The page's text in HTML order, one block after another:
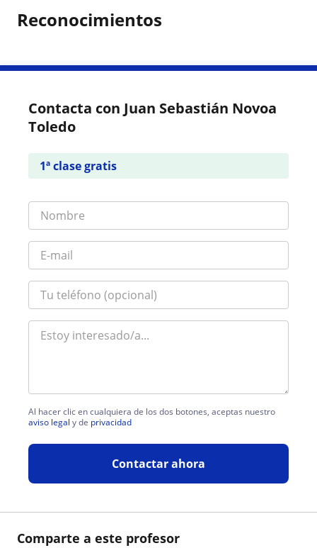
Comparte a este profesor
Reconocimientos
Contacta con Juan Sebastián Novoa
Toledo
1ª clase gratis
Al hacer clic en cualquiera de los dos botones, aceptas nuestro
aviso legal y de privacidad
Contactar ahora